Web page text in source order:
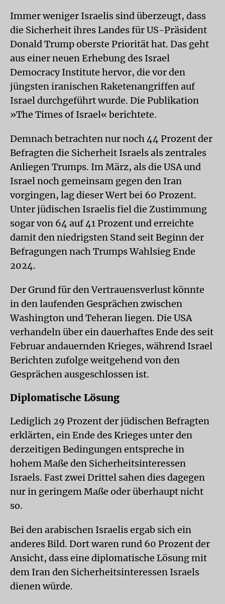
Immer weniger Israelis sind überzeugt, dass
die Sicherheit ihres Landes für US-Präsident
Donald Trump oberste Priorität hat. Das geht
aus einer neuen Erhebung des Israel
Democracy Institute hervor, die vor den
jüngsten iranischen Raketenangriffen auf
Israel durchgeführt wurde. Die Publikation
»The Times of Israel« berichtete.
Demnach betrachten nur noch 44 Prozent der
Befragten die Sicherheit Israels als zentrales
Anliegen Trumps. Im März, als die USA und
Israel noch gemeinsam gegen den Iran
vorgingen, lag dieser Wert bei 60 Prozent.
Unter jüdischen Israelis fiel die Zustimmung
sogar von 64 auf 41 Prozent und erreichte
damit den niedrigsten Stand seit Beginn der
Befragungen nach Trumps Wahlsieg Ende
2024.
Der Grund für den Vertrauensverlust könnte
in den laufenden Gesprächen zwischen
Washington und Teheran liegen. Die USA
verhandeln über ein dauerhaftes Ende des seit
Februar andauernden Krieges, während Israel
Berichten zufolge weitgehend von den
Gesprächen ausgeschlossen ist.
Diplomatische Lösung
Lediglich 29 Prozent der jüdischen Befragten
erklärten, ein Ende des Krieges unter den
derzeitigen Bedingungen entspreche in
hohem Maße den Sicherheitsinteressen
Israels. Fast zwei Drittel sahen dies dagegen
nur in geringem Maße oder überhaupt nicht
so.
Bei den arabischen Israelis ergab sich ein
anderes Bild. Dort waren rund 60 Prozent der
Ansicht, dass eine diplomatische Lösung mit
dem Iran den Sicherheitsinteressen Israels
dienen würde.